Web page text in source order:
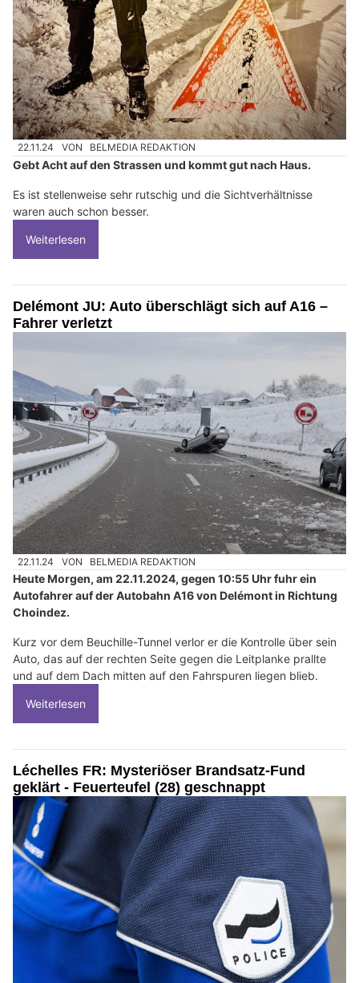
22.11.24 VON BELMEDIA REDAKTION
Gebt Acht auf den Strassen und kommt gut nach Haus.
Es ist stellenweise sehr rutschig und die Sichtverhältnisse
waren auch schon besser.
Weiterlesen
Delémont JU: Auto überschlägt sich auf A16 –
Fahrer verletzt
22.11.24 VON BELMEDIA REDAKTION
Heute Morgen, am 22.11.2024, gegen 10:55 Uhr fuhr ein
Autofahrer auf der Autobahn A16 von Delémont in Richtung
Choindez.
Kurz vor dem Beuchille-Tunnel verlor er die Kontrolle über sein
Auto, das auf der rechten Seite gegen die Leitplanke prallte
und auf dem Dach mitten auf den Fahrspuren liegen blieb.
Weiterlesen
Léchelles FR: Mysteriöser Brandsatz-Fund
geklärt - Feuerteufel (28) geschnappt